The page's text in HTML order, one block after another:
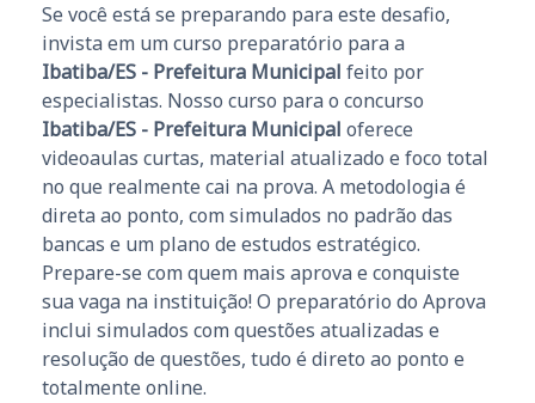
Se você está se preparando para este desafio,
invista em um curso preparatório para a
Ibatiba/ES - Prefeitura Municipal feito por
especialistas. Nosso curso para o concurso
Ibatiba/ES - Prefeitura Municipal oferece
videoaulas curtas, material atualizado e foco total
no que realmente cai na prova. A metodologia é
direta ao ponto, com simulados no padrão das
bancas e um plano de estudos estratégico.
Prepare-se com quem mais aprova e conquiste
sua vaga na instituição! O preparatório do Aprova
inclui simulados com questões atualizadas e
resolução de questões, tudo é direto ao ponto e
totalmente online.